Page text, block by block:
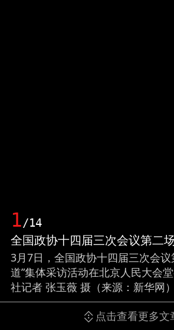
1/14
全国政协十四届三次会议第二
3月7日，全国政协十四届三次会议
道”集体采访活动在北京人民大
社记者 张玉薇 摄（来源：新华网）
点击查看更多文